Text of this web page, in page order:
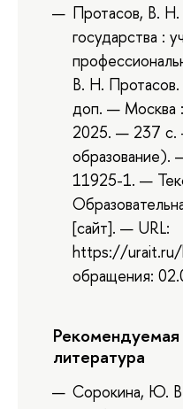
Протасов, В.
государства :
В. Н.
доп. — Москва
2025. — 237 с.
11925-1. —
[сайт]. — URL:
https://
обращения:
литература
Сорокина, Ю.